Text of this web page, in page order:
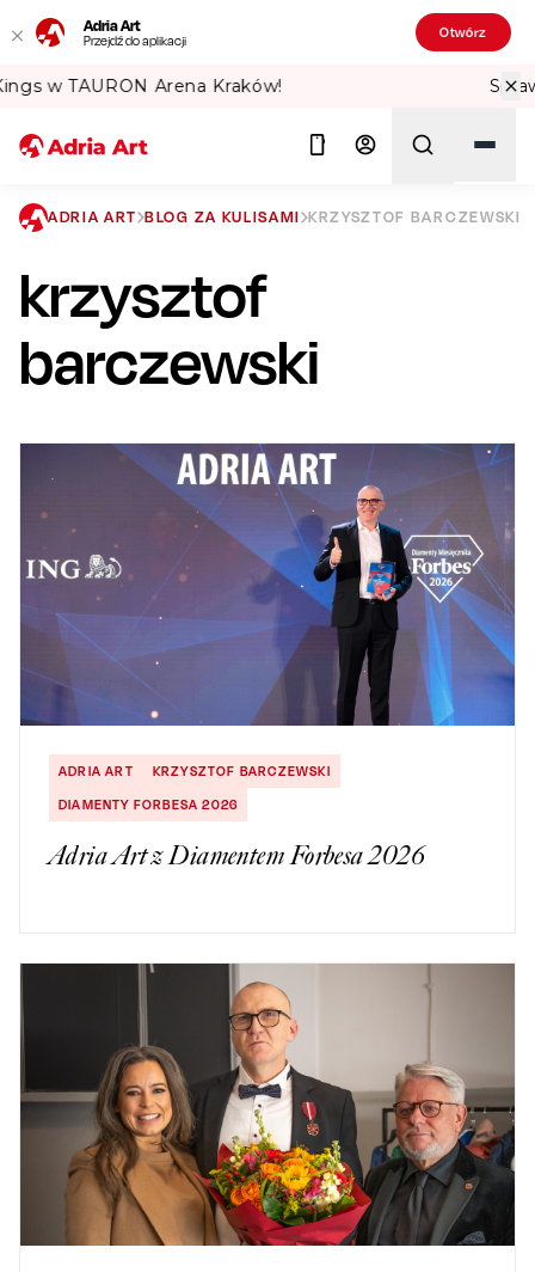
Adria Art
Przejdź do aplikacji Otwórz
Sprawdź Teatralne Lato w PKiN! 🏛️
Szukaj
ADRIA ART BLOG ZA KULISAMI KRZYSZTOF BARCZEWSKI
krzysztof
barczewski
ADRIA ART
KRZYSZTOF BARCZEWSKI
DIAMENTY FORBESA 2026
Adria Art z Diamentem Forbesa 2026